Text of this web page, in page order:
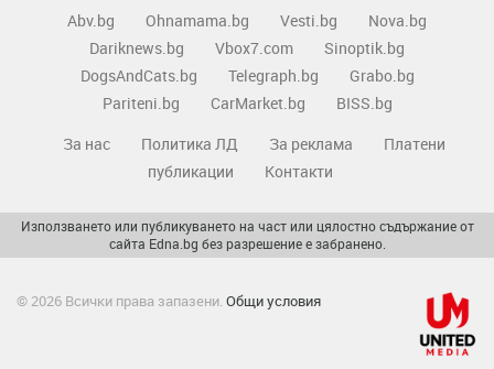
Abv.bg Ohnamama.bg Vesti.bg
Nova.bg
Dariknews.bg
Vbox7.com
Sinoptik.bg
DogsAndCats.bg
Telegraph.bg
Grabo.bg
Pariteni.bg
CarMarket.bg
BISS.bg
За нас
Политика ЛД За реклама
Платени
публикации
Контакти
Използването или публикуването на част или цялостно съдържание от
сайта Edna.bg без разрешение е забранено.
© 2026 Всички права запазени. Общи условия